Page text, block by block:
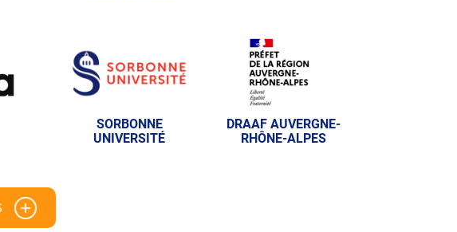
SORBONNE
UNIVERSITÉ
DRAAF AUVERGNE-
RHÔNE-ALPES